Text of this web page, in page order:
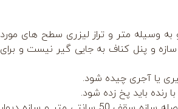
به وسیله متر و تراز لیزری سطح های مورد
و پنل کناف به جایی گیر نیست و برای
یا آجری چیده شود.
رنده باید پخ زده شود.